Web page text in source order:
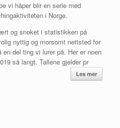
vi håper blir en serie med
i Norge.
og snoket i statistikken på
nyttig og morsomt nettsted for
del ting vi lurer på. Her er noen
så langt. Tallene gjelder pr
Les mer